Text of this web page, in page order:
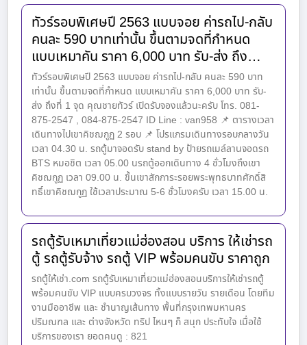
ทัวร์รอบพิเศษปี 2563 แบบจอย ค่ารถไป-กลับ
คนละ 590 บาทเท่านั้น ขึ้นตามจดที่กำหนด
แบบเหมาคัน ราคา 6,000 บาท รับ-ส่ง ถึง…
ทัวร์รอบพิเศษปี 2563 แบบจอย ค่ารถไป-กลับ คนละ 590 บาท
เท่านั้น ขึ้นตามจดที่กำหนด แบบเหมาคัน ราคา 6,000 บาท รับ-
ส่ง ถึงที่ 1 จุด คุณชายทัวร์ เปิดรับจองแล้วนะครับ โทร. 081-
875-2547 , 084-875-2547 ID Line : van958 📌 ตารางเวลา
เดินทางไปเขาคิชฌกูฏ 2 รอบ 📌 โปรแกรมเดินทางรอบกลางวัน
เวลา 04.30 น. รถตู้มาจอดรับ stand by ป้ายรถเมล์ลานจอดรถ
BTS หมอชิต เวลา 05.00 นรถตู้ออกเดินทาง 4 ชั่วโมงถึงเขา
คิชฌกูฏ เวลา 09.00 น. ขึ้นเขาสักการะรอยพระพุทธบาทศักดิ์สิ
ทธิ์เขาคิชฌกูฏ ใช้เวลาประมาณ 5-6 ชั่วโมงครับ เวลา 15.00 น.
รถตู้รับเหมาเที่ยวแม่ฮ่องสอน บริการ ให้เช่ารถ
ตู้ รถตู้รับจ้าง รถตู้ VIP พร้อมคนขับ ราคาถูก
รถตู้ให้เช่า.com รถตู้รับเหมาเที่ยวแม่ฮ่องสอนบริการให้เช่ารถตู้
พร้อมคนขับ VIP แบบครบวงจร ทั้งแบบรายวัน รายเดือน โดยทีม
งานมืออาชีพ และ ชำนาญเส้นทาง พื้นที่กรุงเทพมหานคร
ปริมณฑล และ ต่างจังหวัด ทริป ไหนๆ ก็ สนุก ประทับใจ เมื่อใช้
บริการของเรา ยอดคนดู : 821